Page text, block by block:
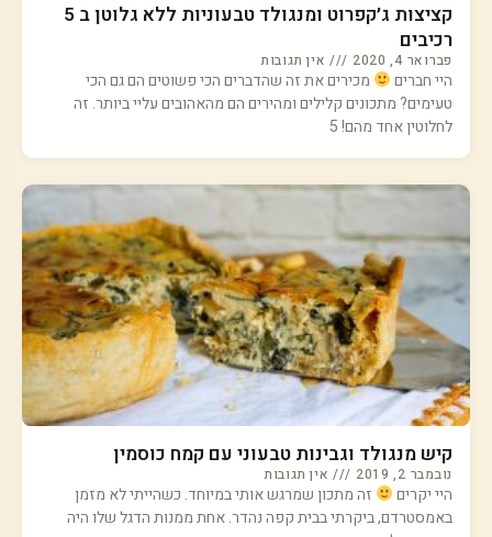
קציצות ג׳קפרוט ומנגולד טבעוניות ללא גלוטן ב 5
רכיבים
פברואר 4, 2020 אין תגובות
היי חברים
מכירים את זה שהדברים הכי פשוטים הם גם הכי
טעימים? מתכונים קלילים ומהירים הם מהאהובים עליי ביותר. זה
לחלוטין אחד מהם! 5
קיש מנגולד וגבינות טבעוני עם קמח כוסמין
נובמבר 2, 2019 אין תגובות
היי יקרים
זה מתכון שמרגש אותי במיוחד. כשהייתי לא מזמן
באמסטרדם, ביקרתי בבית קפה נהדר. אחת ממנות הדגל שלו היה